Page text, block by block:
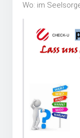
Wo: im